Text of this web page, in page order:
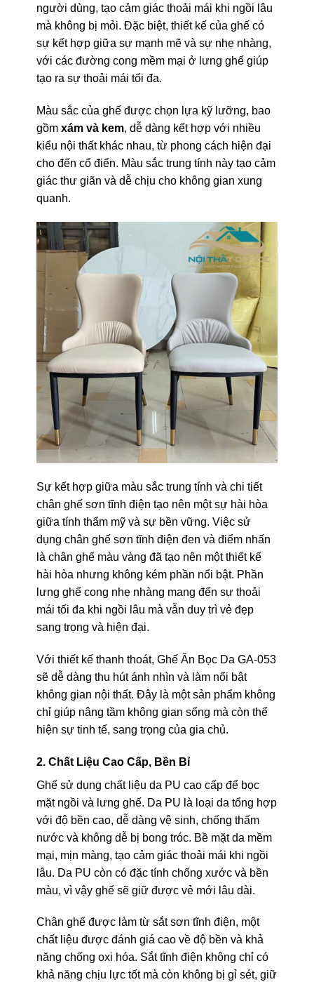
người dùng, tạo cảm giác thoải mái khi ngồi lâu
mà không bị mỏi. Đặc biệt, thiết kế của ghế có
sự kết hợp giữa sự mạnh mẽ và sự nhẹ nhàng,
với các đường cong mềm mại ở lưng ghế giúp
tạo ra sự thoải mái tối đa.
Màu sắc của ghế được chọn lựa kỹ lưỡng, bao
gồm xám và kem, dễ dàng kết hợp với nhiều
kiểu nội thất khác nhau, từ phong cách hiện đại
cho đến cổ điển. Màu sắc trung tính này tạo cảm
giác thư giãn và dễ chịu cho không gian xung
quanh.
Sự kết hợp giữa màu sắc trung tính và chi tiết
chân ghế sơn tĩnh điện tạo nên một sự hài hòa
giữa tính thẩm mỹ và sự bền vững. Việc sử
dụng chân ghế sơn tĩnh điện đen và điểm nhấn
là chân ghế màu vàng đã tạo nên một thiết kế
hài hòa nhưng không kém phần nổi bật. Phần
lưng ghế cong nhẹ nhàng mang đến sự thoải
mái tối đa khi ngồi lâu mà vẫn duy trì vẻ đẹp
sang trọng và hiện đại.
Với thiết kế thanh thoát, Ghế Ăn Bọc Da GA-053
sẽ dễ dàng thu hút ánh nhìn và làm nổi bật
không gian nội thất. Đây là một sản phẩm không
chỉ giúp nâng tầm không gian sống mà còn thể
hiện sự tinh tế, sang trọng của gia chủ.
2. Chất Liệu Cao Cấp, Bền Bỉ
Ghế sử dụng chất liệu da PU cao cấp để bọc
mặt ngồi và lưng ghế. Da PU là loại da tổng hợp
với độ bền cao, dễ dàng vệ sinh, chống thấm
nước và không dễ bị bong tróc. Bề mặt da mềm
mại, mịn màng, tạo cảm giác thoải mái khi ngồi
lâu. Da PU còn có đặc tính chống xước và bền
màu, vì vậy ghế sẽ giữ được vẻ mới lâu dài.
Chân ghế được làm từ sắt sơn tĩnh điện, một
chất liệu được đánh giá cao về độ bền và khả
năng chống oxi hóa. Sắt tĩnh điện không chỉ có
khả năng chịu lực tốt mà còn không bị gỉ sét, giữ